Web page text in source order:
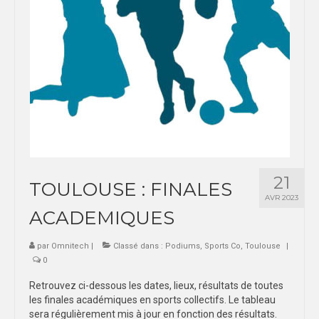
21
AVR 2023
TOULOUSE : FINALES
ACADEMIQUES
par Omnitech | Classé dans : Podiums Sports Co Toulouse
|
0
Retrouvez ci-dessous les dates, lieux, résultats de toutes
les finales académiques en sports collectifs. Le tableau
sera régulièrement mis à jour en fonction des résultats.